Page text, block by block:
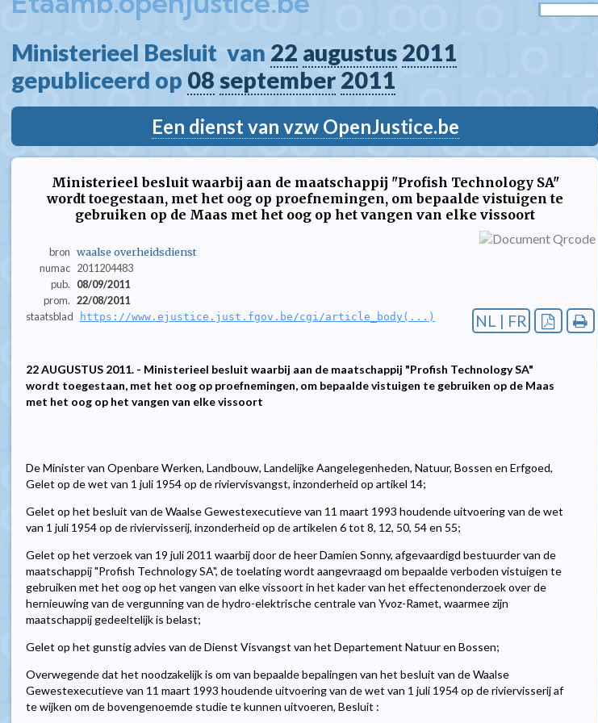
Ministerieel Besluit  van 22 augustus 2011
gepubliceerd op 08 september 2011
Een dienst van vzw OpenJustice.be
Ministerieel besluit waarbij aan de maatschappij "Profish Technology SA"
wordt toegestaan, met het oog op proefnemingen, om bepaalde vistuigen te
gebruiken op de Maas met het oog op het vangen van elke vissoort
bron waalse overheidsdienst
numac 2011204483
pub.
08/09/2011
prom. 22/08/2011
staatsblad
https://www.ejustice.just.fgov.be/cgi/article_body(...) NL | FR
22 AUGUSTUS 2011. - Ministerieel besluit waarbij aan de maatschappij "Profish Technology SA"
wordt toegestaan, met het oog op proefnemingen, om bepaalde vistuigen te gebruiken op de Maas
met het oog op het vangen van elke vissoort
De Minister van Openbare Werken, Landbouw, Landelijke Aangelegenheden, Natuur, Bossen en Erfgoed,
Gelet op de wet van 1 juli 1954 op de riviervisvangst, inzonderheid op artikel 14;
Gelet op het besluit van de Waalse Gewestexecutieve van 11 maart 1993 houdende uitvoering van de wet
van 1 juli 1954 op de riviervisserij, inzonderheid op de artikelen 6 tot 8, 12, 50, 54 en 55;
Gelet op het verzoek van 19 juli 2011 waarbij door de heer Damien Sonny, afgevaardigd bestuurder van de
maatschappij "Profish Technology SA", de toelating wordt aangevraagd om bepaalde verboden vistuigen te
gebruiken met het oog op het vangen van elke vissoort in het kader van het effectenonderzoek over de
hernieuwing van de vergunning van de hydro-elektrische centrale van Yvoz-Ramet, waarmee zijn
maatschappij gedeeltelijk is belast;
Gelet op het gunstig advies van de Dienst Visvangst van het Departement Natuur en Bossen;
Overwegende dat het noodzakelijk is om van bepaalde bepalingen van het besluit van de Waalse
Gewestexecutieve van 11 maart 1993 houdende uitvoering van de wet van 1 juli 1954 op de riviervisserij af
te wijken om de bovengenoemde studie te kunnen uitvoeren, Besluit :